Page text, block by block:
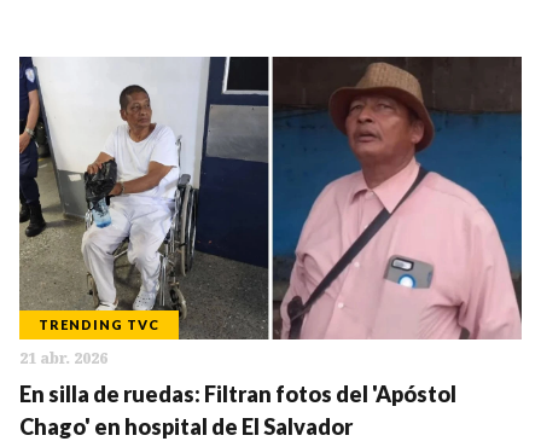
TRENDING TVC
21 abr. 2026
En silla de ruedas: Filtran fotos del 'Apóstol
Chago' en hospital de El Salvador